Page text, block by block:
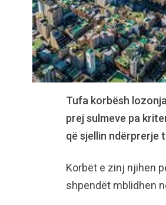
Tufa korbësh
prej sulmeve pa
që sjellin ndërprerje
Korbët e zinj njihen
shpendët mblidhen